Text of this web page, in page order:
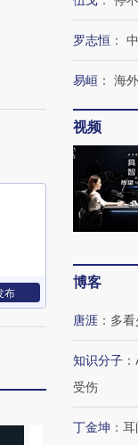
布
罗志恒 ：
易峘 ： 海
视频
博客
唐涯 ： 多
知识分子 ：
受伤
丁金坤 ： 耳